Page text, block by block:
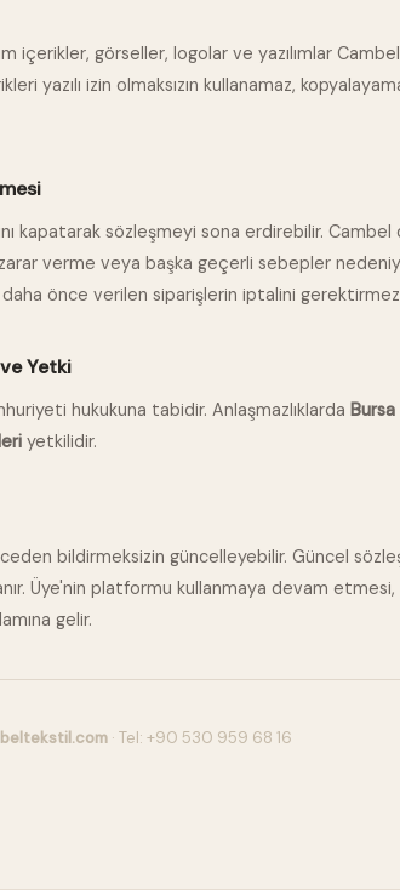
içerikler, görseller, logolar ve yazılımlar Cambel
yazılı izin olmaksızın kullanamaz,
kapatarak sözleşmeyi sona erdirebilir. Cambel
verme veya başka geçerli sebepler
daha önce verilen siparişlerin iptalini
Yetki
hukukuna tabidir. Anlaşmazlıklarda Bursa
yetkilidir.
bildirmeksizin güncelleyebilir. Güncel
Üye'nin platformu kullanmaya devam etmesi,
gelir.
· Tel: +90 530 959 68 16